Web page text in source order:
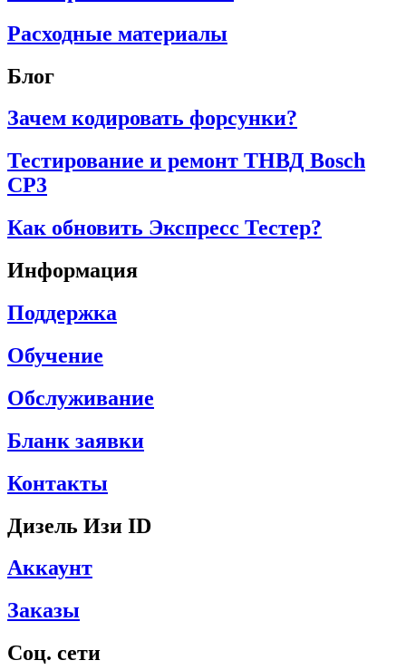
Расходные материалы
Блог
Зачем кодировать форсунки?
Тестирование и ремонт ТНВД Bosch
CP3
Как обновить Экспресс Тестер?
Информация
Поддержка
Обучение
Обслуживание
Бланк заявки
Контакты
Дизель Изи ID
Аккаунт
Заказы
Соц. сети